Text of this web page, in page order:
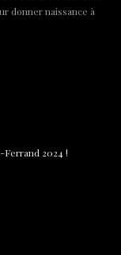
donner naissance à
2024 !